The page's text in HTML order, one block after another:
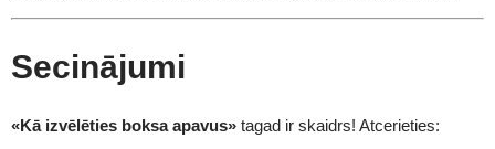
Secinājumi
«Kā izvēlēties boksa apavus» tagad ir skaidrs! Atcerieties: